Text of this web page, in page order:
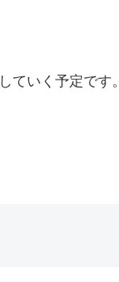
ていく予定です。